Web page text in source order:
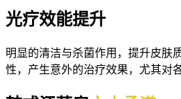
光疗效能提升
明显的清洁与杀菌作用，提升皮肤
性，产生意外的治疗效果，尤其对